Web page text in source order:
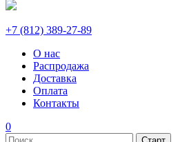
+7 (812) 389-27-89
О нас
Распродажа
Доставка
Оплата
Контакты
0